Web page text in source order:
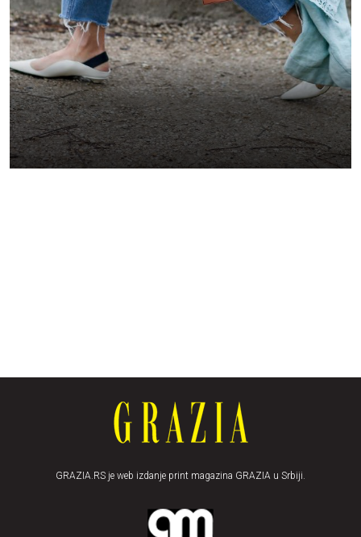
GRAZIA.RS je web izdanje print magazina GRAZIA u Srbiji.